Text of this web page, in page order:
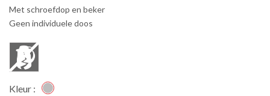
Met schroefdop en beker
Geen individuele doos
Kleur :